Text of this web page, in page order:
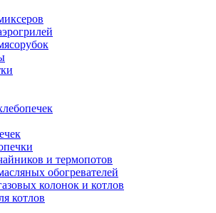
и термопотов
обогревателей
колонок и котлов
котлов